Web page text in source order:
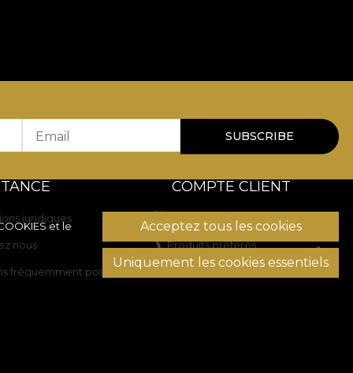
et le
Acceptez tous les cookies
Uniquement les cookies essentiels
Email SUBSCRIBE
juridiques
nous
fréquemment posées
COMPTE CLIENT
Historique des commandes
Produits préférés